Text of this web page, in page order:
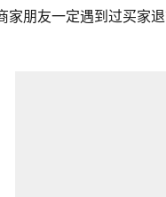
家朋友一定遇到过买家